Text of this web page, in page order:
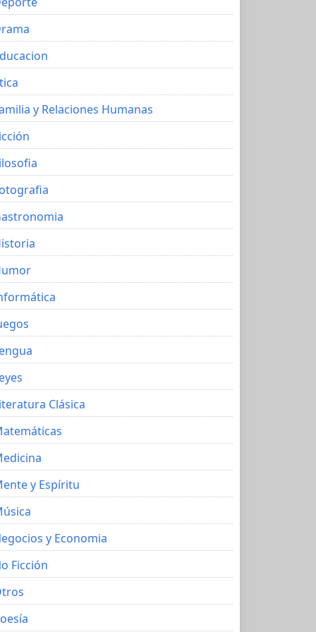
y Relaciones Humanas
Clásica
y Espíritu
y Economia
Ficción